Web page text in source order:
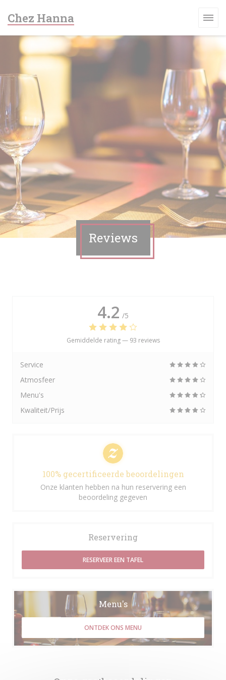
Chez Hanna
Reviews
4.2 /5
Gemiddelde rating — 93 reviews
Service
Atmosfeer
Menu's
Kwaliteit/Prijs
100% gecertificeerde beoordelingen
Onze klanten hebben na hun reservering een
beoordeling gegeven
Reservering
RESERVEER EEN TAFEL
Menu's
ONTDEK ONS MENU